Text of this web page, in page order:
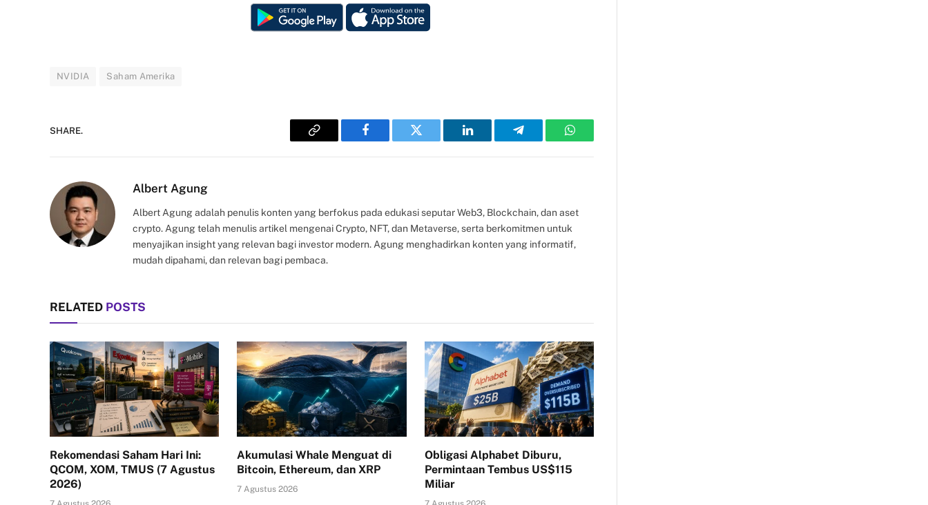
NVIDIA Saham Amerika
SHARE.
Copy
Facebook Twitter LinkedIn Telegram WhatsApp
Albert Agung
Albert Agung adalah penulis konten yang berfokus pada edukasi seputar Web3, Blockchain, dan aset
crypto. Agung telah menulis artikel mengenai Crypto, NFT, dan Metaverse, serta berkomitmen untuk
menyajikan insight yang relevan bagi investor modern. Agung menghadirkan konten yang informatif,
mudah dipahami, dan relevan bagi pembaca.
RELATED POSTS
Rekomendasi Saham Hari Ini:
QCOM, XOM, TMUS (7 Agustus
2026)
Akumulasi Whale Menguat di
Bitcoin, Ethereum, dan XRP
7 Agustus 2026
Obligasi Alphabet Diburu,
Permintaan Tembus US$115
Miliar